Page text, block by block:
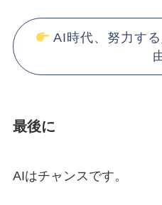
AI時代、努力す
最後に
AIはチャンスです。